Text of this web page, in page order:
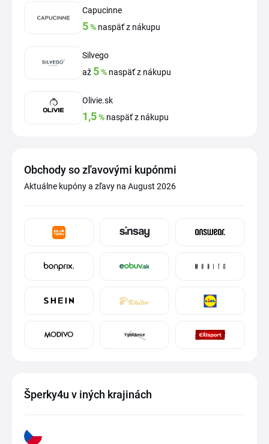
Capucinne
5% naspäť z nákupu
Silvego
až 5% naspäť z nákupu
Olivie.sk
1,5% naspäť z nákupu
Obchody so zľavovými kupónmi
Aktuálne kupóny a zľavy na August 2026
Šperky4u v iných krajinách